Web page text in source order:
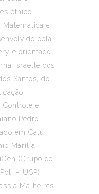
étnico-
Matemática e
pela
e orientado
Israelle dos
Santos, do
Controle e
Pedro
em Catu.
Marília
(Grupo de
– USP).
Malheiros